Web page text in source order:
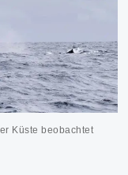
Küste beobachtet